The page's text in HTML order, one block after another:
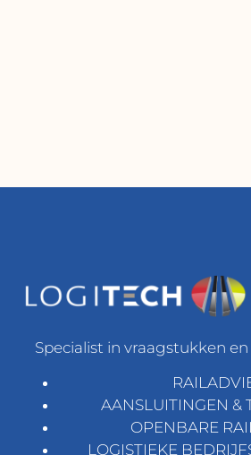
Specialist in vraagstukken
AANSLUITINGEN &
OPENBARE
LOGISTIEKE